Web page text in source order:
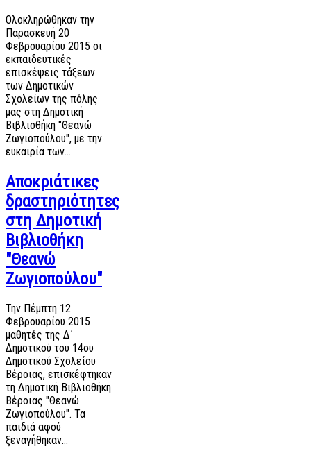
Ολοκληρώθηκαν την
Παρασκευή 20
Φεβρουαρίου 2015 οι
εκπαιδευτικές
επισκέψεις τάξεων
των Δημοτικών
Σχολείων της πόλης
μας στη Δημοτική
Βιβλιοθήκη "Θεανώ
Ζωγιοπούλου", με την
ευκαιρία των…
Αποκριάτικες
δραστηριότητες
στη Δημοτική
Βιβλιοθήκη
"Θεανώ
Ζωγιοπούλου"
Την Πέμπτη 12
Φεβρουαρίου 2015
μαθητές της Δ΄
Δημοτικού του 14ου
Δημοτικού Σχολείου
Βέροιας, επισκέφτηκαν
τη Δημοτική Βιβλιοθήκη
Βέροιας "Θεανώ
Ζωγιοπούλου". Τα
παιδιά αφού
ξεναγήθηκαν…